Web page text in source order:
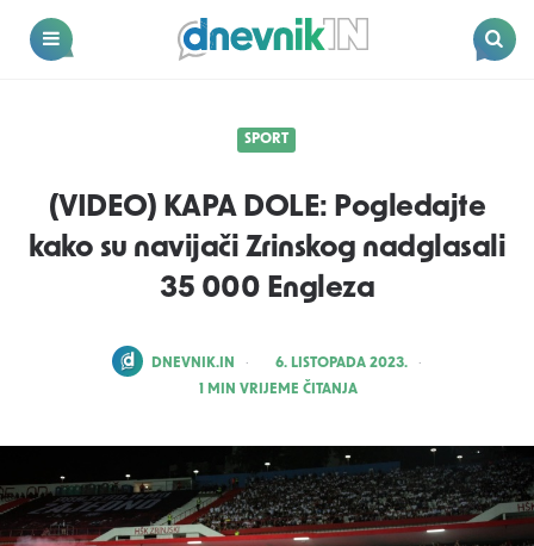
Dnevnik.in
SPORT
(VIDEO) KAPA DOLE: Pogledajte
kako su navijači Zrinskog nadglasali
35 000 Engleza
POSTED
DNEVNIK.IN
6. LISTOPADA 2023.
1 MIN VRIJEME ČITANJA